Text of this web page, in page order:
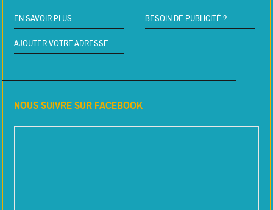
EN SAVOIR PLUS BESOIN DE PUBLICITÉ ?
AJOUTER VOTRE ADRESSE
NOUS SUIVRE SUR FACEBOOK